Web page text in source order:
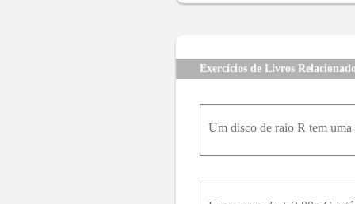
Exercícios de Livros